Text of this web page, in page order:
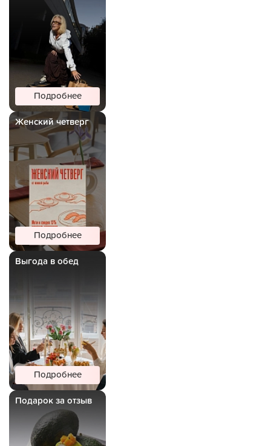
Подробнее
Женский четверг
Подробнее
Выгода в обед
Подробнее
Подарок за отзыв